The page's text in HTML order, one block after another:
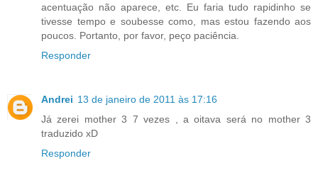
acentuação não aparece, etc. Eu faria tudo rapidinho se
tivesse tempo e soubesse como, mas estou fazendo aos
poucos. Portanto, por favor, peço paciência.
Responder
Andrei 13 de janeiro de 2011 às 17:16
Já zerei mother 3 7 vezes , a oitava será no mother 3
traduzido xD
Responder